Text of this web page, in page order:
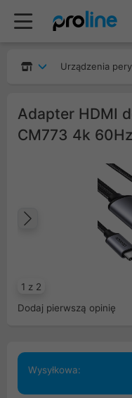
Urządzenia
Adapter HDMI
CM773 4k
1 z 2
Poprzedni
Dodaj pierwszą opinię
Wysyłkowa: